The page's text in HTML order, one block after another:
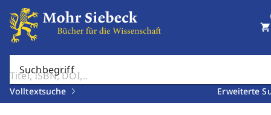
Suchbegriff
Volltextsuche Erweiterte
shopping_cart